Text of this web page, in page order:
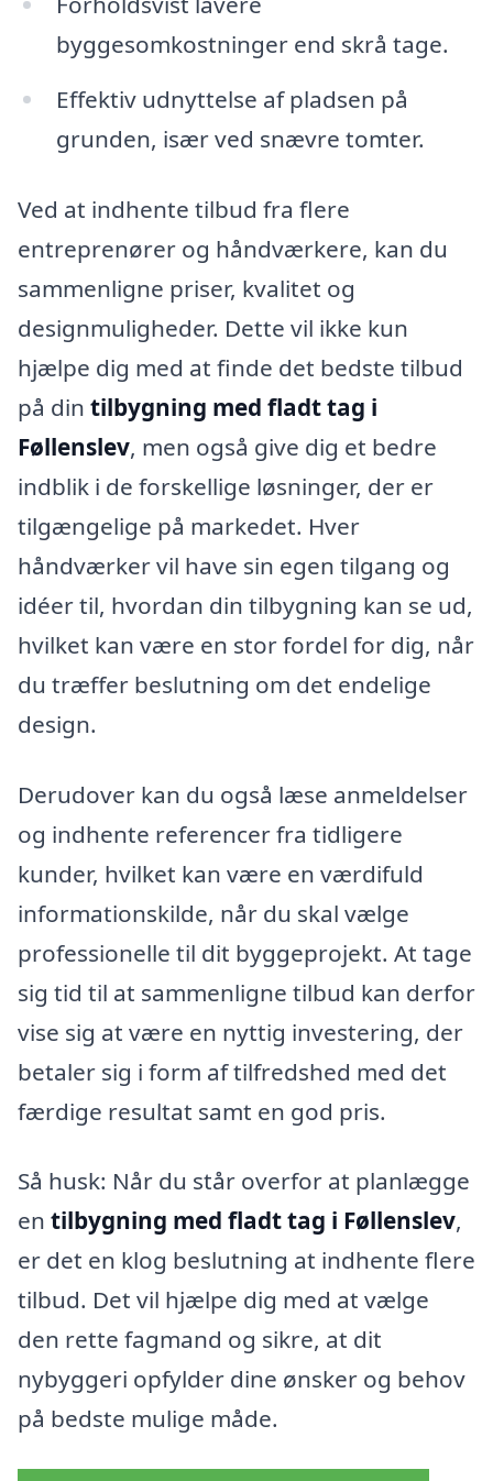
byggesomkostninger end skrå tage.
Effektiv udnyttelse af pladsen på
grunden, især ved snævre tomter.
Ved at indhente tilbud fra flere
entreprenører og håndværkere, kan du
sammenligne priser, kvalitet og
designmuligheder. Dette vil ikke kun
hjælpe dig med at finde det bedste tilbud
på din tilbygning med fladt tag i
Føllenslev, men også give dig et bedre
indblik i de forskellige løsninger, der er
tilgængelige på markedet. Hver
håndværker vil have sin egen tilgang og
idéer til, hvordan din tilbygning kan se ud,
hvilket kan være en stor fordel for dig, når
du træffer beslutning om det endelige
design.
Derudover kan du også læse anmeldelser
og indhente referencer fra tidligere
kunder, hvilket kan være en værdifuld
informationskilde, når du skal vælge
professionelle til dit byggeprojekt. At tage
sig tid til at sammenligne tilbud kan derfor
vise sig at være en nyttig investering, der
betaler sig i form af tilfredshed med det
færdige resultat samt en god pris.
Så husk: Når du står overfor at planlægge
en tilbygning med fladt tag i Føllenslev,
er det en klog beslutning at indhente flere
tilbud. Det vil hjælpe dig med at vælge
den rette fagmand og sikre, at dit
nybyggeri opfylder dine ønsker og behov
på bedste mulige måde.